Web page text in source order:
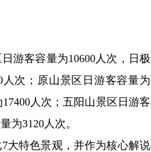
游客容量为10600人次，日极
人次；原山景区日游客容量为
人次；五阳山景区日游客
为3120人次。
大特色景观，并作为核心解说